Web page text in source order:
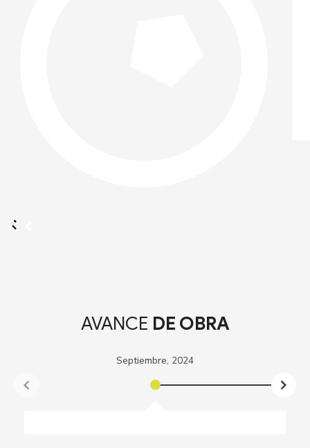
AVANCE DE OBRA
Septiembre, 2024